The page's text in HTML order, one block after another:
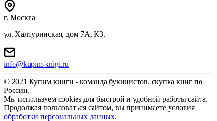
г. Москва
ул. Халтуринская, дом 7А, К3.
info@kupim-knigi.ru
© 2021 Купим книги - команда букинистов, скупка книг по
России.
Мы используем cookies для быстрой и удобной работы сайта.
Продолжая пользоваться сайтом, вы принимаете условия
обработки персональных данных.